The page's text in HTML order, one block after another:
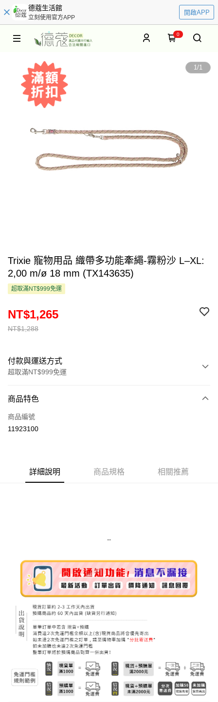
德蔻生活館
立刻使用官方APP
開啟APP
0
1/1
Trixie 寵物用品 織帶多功能牽繩-霧粉沙 L–XL:
2,00 m/ø 18 mm (TX143635)
超取滿NT$999免運
NT$1,288
NT$1,265
付款與運送方式
超取滿NT$999免運
信用卡一次付款
超商取貨付款
街口支付
全家取貨付款
每筆NT$80，滿NT$999(含以上)免運費
每筆NT$80，滿NT$999(含以上)免運費
7-11取貨付款
每筆NT$80，滿NT$999(含以上)免運費
7-11純取貨 (先付款
每筆NT$80，滿NT$999(含以上)免運費
商品特色
商品編號
11923100
詳細說明 商品規格 相關推薦
--